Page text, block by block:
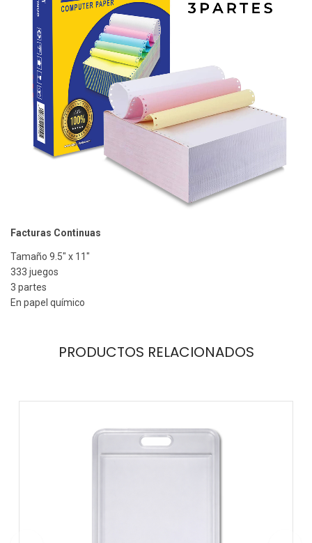
Facturas Continuas
Tamaño 9.5″ x 11″
333 juegos
3 partes
En papel químico
PRODUCTOS RELACIONADOS